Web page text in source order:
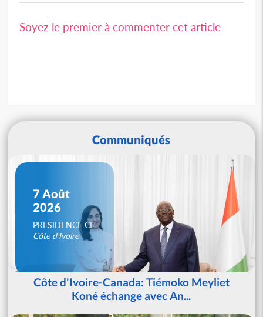
Soyez le premier à commenter cet article
Communiqués
7 Août
2026
PRESIDENCE CI
Côte d'Ivoire
Côte d'Ivoire-Canada: Tiémoko Meyliet
Koné échange avec An...